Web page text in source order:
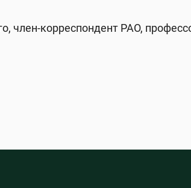
член-корреспондент РАО,